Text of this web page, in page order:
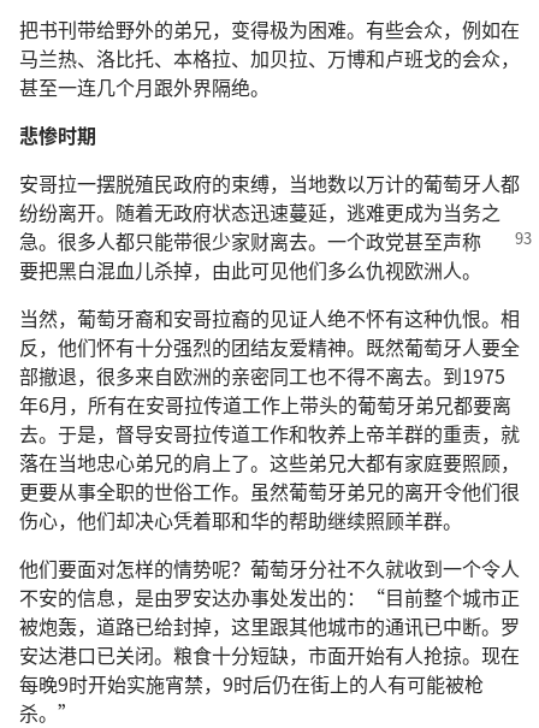
把书刊带给野外的弟兄，变得极为困难。有些会众，例如在
马兰热、洛比托、本格拉、加贝拉、万博和卢班戈的会众，
甚至一连几个月跟外界隔绝。
悲惨时期
安哥拉一摆脱殖民政府的束缚，当地数以万计的葡萄牙人都
纷纷离开。随着无政府状态迅速蔓延，逃难更成为当务之
急。很多人都只能带很少家财离去。一个政党甚至声称
要把黑白混血儿杀掉，由此可见他们多么仇视欧洲人。
当然，葡萄牙裔和安哥拉裔的见证人绝不怀有这种仇恨。相
反，他们怀有十分强烈的团结友爱精神。既然葡萄牙人要全
部撤退，很多来自欧洲的亲密同工也不得不离去。到1975
年6月，所有在安哥拉传道工作上带头的葡萄牙弟兄都要离
去。于是，督导安哥拉传道工作和牧养上帝羊群的重责，就
落在当地忠心弟兄的肩上了。这些弟兄大都有家庭要照顾，
更要从事全职的世俗工作。虽然葡萄牙弟兄的离开令他们很
伤心，他们却决心凭着耶和华的帮助继续照顾羊群。
他们要面对怎样的情势呢？葡萄牙分社不久就收到一个令人
不安的信息，是由罗安达办事处发出的：“目前整个城市正
被炮轰，道路已给封掉，这里跟其他城市的通讯已中断。罗
安达港口已关闭。粮食十分短缺，市面开始有人抢掠。现在
每晚9时开始实施宵禁，9时后仍在街上的人有可能被枪
杀。”